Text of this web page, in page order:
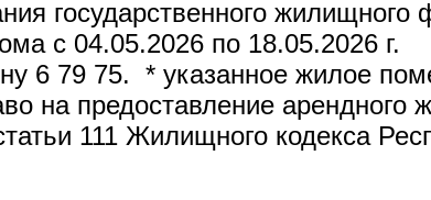
государственного жилищного
с 04.05.2026 по 18.05.2026 г.
6 79 75. * указанное жилое
на предоставление арендного
111 Жилищного кодекса